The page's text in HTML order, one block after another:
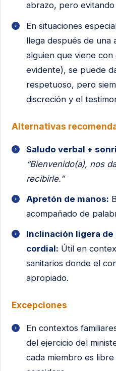
abrazo, pero evitando
En situaciones
llega después de una
alguien que viene con
evidente), se puede
respetuoso, pero
discreción y el
Alternativas
Saludo verbal +
“Bienvenido(a), nos
recibirle.”
Apretón de manos:
acompañado de
Inclinación ligera de
cordial: Útil en
sanitarios donde el
apropiado.
Excepciones
En contextos
del ejercicio del
cada miembro es